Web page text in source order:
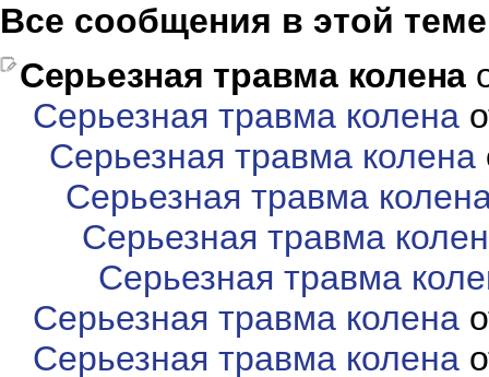
Все сообщения в этой
Серьезная травма колена
Серьезная травма колена
Серьезная травма колена
Серьезная травма
Серьезная травма
Серьезная травма
Серьезная травма колена
Серьезная травма колена